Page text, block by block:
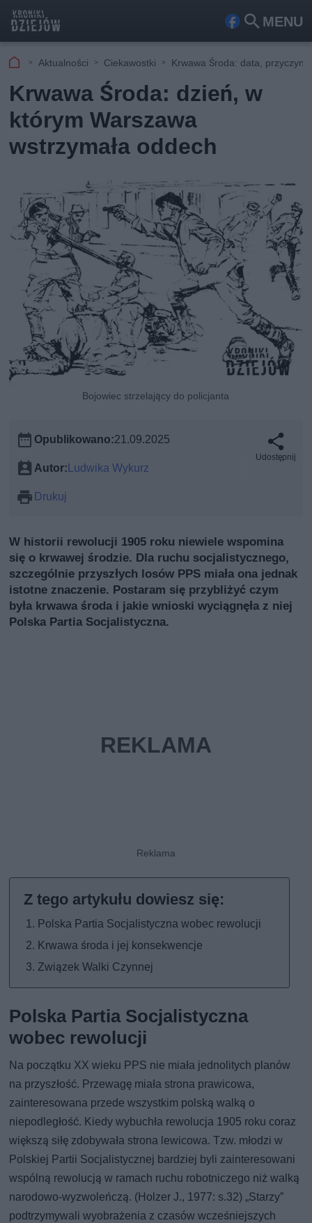
MENU
Fa
ook
Szu
kaj
Aktualności Ciekawostki Krwawa Środa: data,
Krwawa Środa: dzień, w
którym Warszawa
wstrzymała oddech
Bojowiec strzelający do policjanta
Opublikowano:21.09.2025
Autor:Ludwika Wykurz
Drukuj
Udostępnij
W historii rewolucji 1905 roku niewiele wspomina
się o krwawej środzie. Dla ruchu socjalistycznego,
szczególnie przyszłych losów PPS miała ona jednak
istotne znaczenie. Postaram się przybliżyć czym
była krwawa środa i jakie wnioski wyciągnęła z niej
Polska Partia Socjalistyczna.
Polska Partia Socjalistyczna wobec rewolucji
Krwawa środa i jej konsekwencje
Związek Walki Czynnej
Polska Partia Socjalistyczna
wobec rewolucji
Na początku XX wieku PPS nie miała jednolitych planów
na przyszłość. Przewagę miała strona prawicowa,
zainteresowana przede wszystkim polską walką o
niepodległość. Kiedy wybuchła rewolucja 1905 roku coraz
większą siłę zdobywała strona lewicowa. Tzw. młodzi w
Polskiej Partii Socjalistycznej bardziej byli zainteresowani
wspólną rewolucją w ramach ruchu robotniczego niż walką
narodowo-wyzwoleńczą. (Holzer J., 1977: s.32) „Starzy”
podtrzymywali wyobrażenia z czasów wcześniejszych